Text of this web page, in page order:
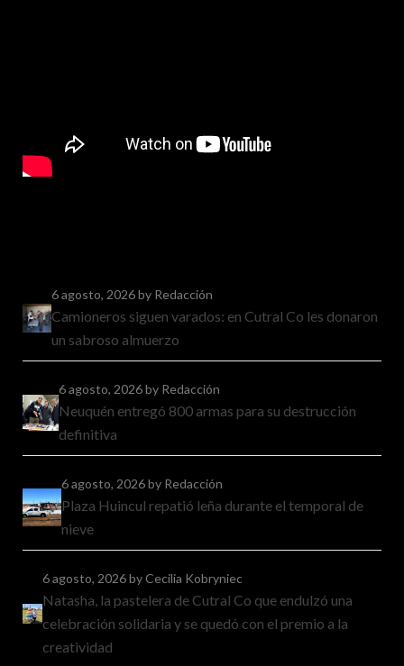
6 agosto, 2026by Redacción
Camioneros siguen varados: en Cutral Co les donaron
un sabroso almuerzo
6 agosto, 2026by Redacción
Neuquén entregó 800 armas para su destrucción
definitiva
6 agosto, 2026by Redacción
Plaza Huincul repatió leña durante el temporal de
nieve
6 agosto, 2026by Cecilia Kobryniec
Natasha, la pastelera de Cutral Co que endulzó una
celebración solidaria y se quedó con el premio a la
creatividad